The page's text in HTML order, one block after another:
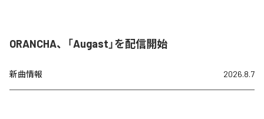
ORANCHA、「Augast」を配信開始
新曲情報 2026.8.7